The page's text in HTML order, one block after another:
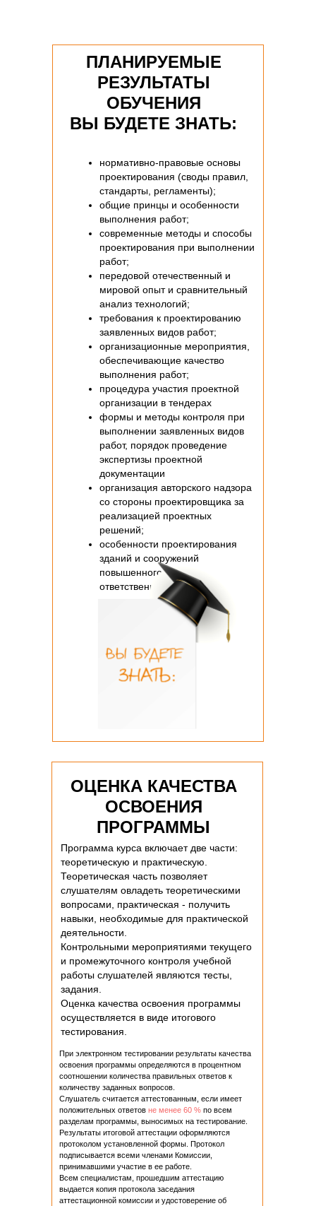
нормативно-правовые основы
проектирования (своды правил,
стандарты, регламенты);
общие принцы и особенности
выполнения работ;
современные методы и способы
проектирования при выполнении
работ;
передовой отечественный и
мировой опыт и сравнительный
анализ технологий;
требования к проектированию
заявленных видов работ;
организационные мероприятия,
обеспечивающие качество
выполнения работ;
процедура участия проектной
организации в тендерах
формы и методы контроля при
выполнении заявленных видов
работ, порядок проведение
экспертизы проектной
документации
организация авторского надзора
со стороны проектировщика за
реализацией проектных
решений;
особенности проектирования
зданий и сооружений
повышенного уровня
ответственности.
ПЛАНИРУЕМЫЕ
РЕЗУЛЬТАТЫ
ОБУЧЕНИЯ
ВЫ БУДЕТЕ ЗНАТЬ:
Программа курса включает две части:
теоретическую и практическую.
Теоретическая часть позволяет
слушателям овладеть теоретическими
вопросами, практическая - получить
навыки, необходимые для практической
деятельности.
Контрольными мероприятиями текущего
и промежуточного контроля учебной
работы слушателей являются тесты,
задания.
Оценка качества освоения программы
осуществляется в виде итогового
тестирования.
При электронном тестировании результаты качества
освоения программы определяются в процентном
соотношении количества правильных ответов к
количеству заданных вопросов.
Слушатель считается аттестованным, если имеет
положительных ответов не менее 60 % по всем
разделам программы, выносимых на тестирование.
Результаты итоговой аттестации оформляются
протоколом установленной формы. Протокол
подписывается всеми членами Комиссии,
принимавшими участие в ее работе.
Всем специалистам, прошедшим аттестацию
выдается копия протокола заседания
аттестационной комиссии и удостоверение об
ОЦЕНКА КАЧЕСТВА
ОСВОЕНИЯ
ПРОГРАММЫ